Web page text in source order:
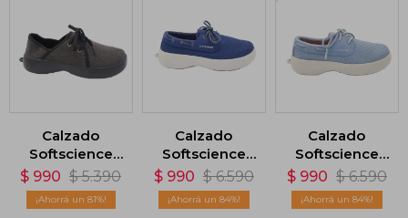
Calzado
Softscience
Dragonfly
Canvas -
Negro
$ 990 $ 5.390
81
Calzado
Softscience
Cruise - Azul
$ 990 $ 6.590
84
Calzado
Softscience
Cruise - Azul
$ 990 $ 6.590
84